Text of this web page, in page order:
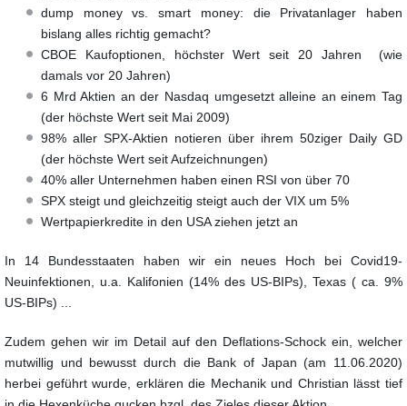
dump money vs. smart money: die Privatanlager haben
bislang alles richtig gemacht?
CBOE Kaufoptionen, höchster Wert seit 20 Jahren (wie
damals vor 20 Jahren)
6 Mrd Aktien an der Nasdaq umgesetzt alleine an einem Tag
(der höchste Wert seit Mai 2009)
98% aller SPX-Aktien notieren über ihrem 50ziger Daily GD
(der höchste Wert seit Aufzeichnungen)
40% aller Unternehmen haben einen RSI von über 70
SPX steigt und gleichzeitig steigt auch der VIX um 5%
Wertpapierkredite in den USA ziehen jetzt an
In 14 Bundesstaaten haben wir ein neues Hoch bei Covid19-
Neuinfektionen, u.a. Kalifonien (14% des US-BIPs), Texas ( ca. 9%
US-BIPs) ...
Zudem gehen wir im Detail auf den Deflations-Schock ein, welcher
mutwillig und bewusst durch die Bank of Japan (am 11.06.2020)
herbei geführt wurde, erklären die Mechanik und Christian lässt tief